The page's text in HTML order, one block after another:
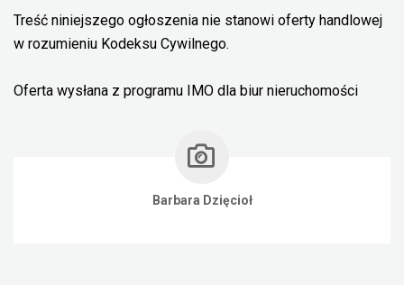
Treść niniejszego ogłoszenia nie stanowi oferty handlowej
w rozumieniu Kodeksu Cywilnego.
Oferta wysłana z programu IMO dla biur nieruchomości
Barbara Dzięcioł